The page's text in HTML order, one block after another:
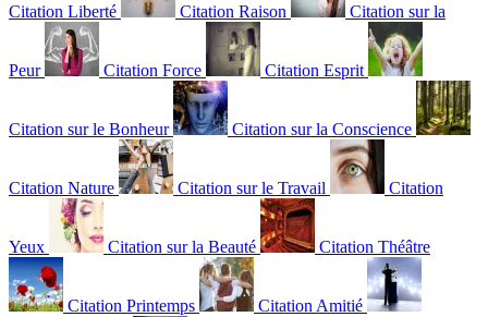
Citation Liberté Citation Raison Citation sur la
Peur Citation Force Citation Esprit
Citation sur le Bonheur Citation sur la Conscience
Citation Nature Citation sur le Travail Citation
Yeux Citation sur la Beauté Citation Théâtre
Citation Printemps Citation Amitié